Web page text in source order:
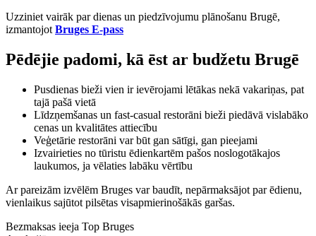
Uzziniet vairāk par dienas un piedzīvojumu plānošanu Brugē,
izmantojot Bruges E-pass
Pēdējie padomi, kā ēst ar budžetu Brugē
Pusdienas bieži vien ir ievērojami lētākas nekā vakariņas, pat
tajā pašā vietā
Līdzņemšanas un fast-casual restorāni bieži piedāvā vislabāko
cenas un kvalitātes attiecību
Veģetārie restorāni var būt gan sātīgi, gan pieejami
Izvairieties no tūristu ēdienkartēm pašos noslogotākajos
laukumos, ja vēlaties labāku vērtību
Ar pareizām izvēlēm Bruges var baudīt, nepārmaksājot par ēdienu,
vienlaikus sajūtot pilsētas visapmierinošākās garšas.
Bezmaksas ieeja Top Bruges